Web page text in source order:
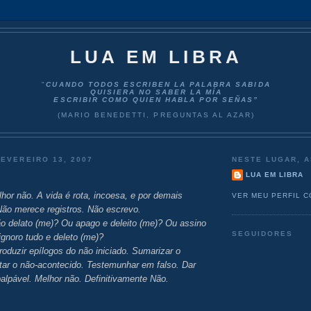
LUA EM LIBRA
"CUANDO TODOS ESCRIBEN LA PALABRA SABIDA
QUISIERA NO SABER LA MÍA
ESCRIBIR COMO QUIEN HABLA POR SEÑAS”
(MARIO BENEDETTI, PREGUNTAS AL AZAR)
13, 2007
não. A vida é rota, incoesa, e por demais
merece registros. Não escrevo.
delato (me)? Ou apago e deleito (me)? Ou assino
tudo e deleto (me)?
epílogos do não iniciado. Sumarizar o
o não-acontecido. Testemunhar em falso. Dar
Melhor não. Definitivamente Não.
NESTE LUGAR,
LUA EM LIBRA
VER MEU PERFIL
SEGUIDORES